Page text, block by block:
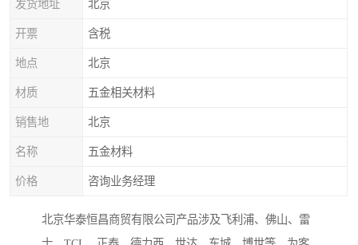
发货地址 北京
开票 含税
地点 北京
材质 五金相关材料
销售地 北京
名称 五金材料
价格 咨询业务经理
北京华泰恒昌商贸有限公司产品涉及飞利浦、佛山、雷